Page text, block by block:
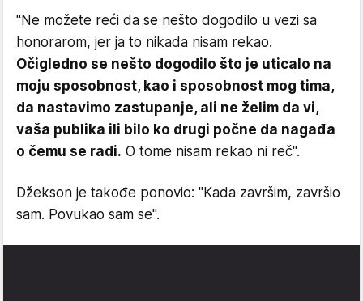
"Ne možete reći da se nešto dogodilo u vezi sa
honorarom, jer ja to nikada nisam rekao.
Očigledno se nešto dogodilo što je uticalo na
moju sposobnost, kao i sposobnost mog tima,
da nastavimo zastupanje, ali ne želim da vi,
vaša publika ili bilo ko drugi počne da nagađa
o čemu se radi. O tome nisam rekao ni reč".
Džekson je takođe ponovio: "Kada završim, završio
sam. Povukao sam se".